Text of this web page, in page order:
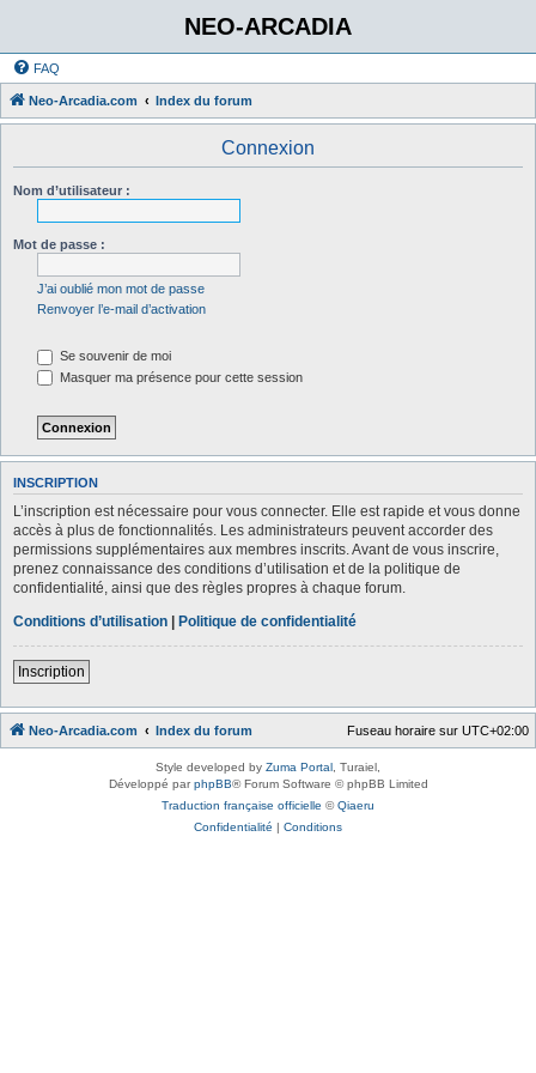
NEO-ARCADIA
FAQ
Neo-Arcadia.com Index du forum
Connexion
Nom d’utilisateur :
Mot de passe :
J’ai oublié mon mot de passe
Renvoyer l’e-mail d’activation
Se souvenir de moi
Masquer ma présence pour cette session
INSCRIPTION
L’inscription est nécessaire pour vous connecter. Elle est rapide et vous donne
accès à plus de fonctionnalités. Les administrateurs peuvent accorder des
permissions supplémentaires aux membres inscrits. Avant de vous inscrire,
prenez connaissance des conditions d’utilisation et de la politique de
confidentialité, ainsi que des règles propres à chaque forum.
Conditions d’utilisation | Politique de confidentialité
Inscription
Neo-Arcadia.com Index du forum Fuseau horaire sur UTC+02:00
Style developed by Zuma Portal , Turaiel,
Développé parphpBB® Forum Software © phpBB Limited
Traduction française officielle ©Qiaeru
Confidentialité | Conditions